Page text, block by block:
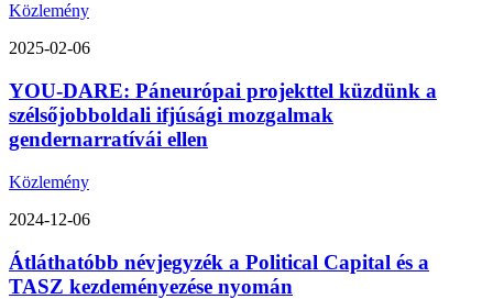
Közlemény
2025-02-06
YOU-DARE: Páneurópai projekttel küzdünk a
szélsőjobboldali ifjúsági mozgalmak
gendernarratívái ellen
Közlemény
2024-12-06
Átláthatóbb névjegyzék a Political Capital és a
TASZ kezdeményezése nyomán